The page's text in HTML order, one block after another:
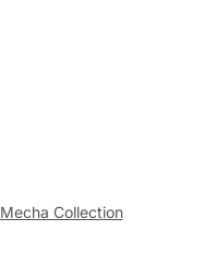
Mecha Collection